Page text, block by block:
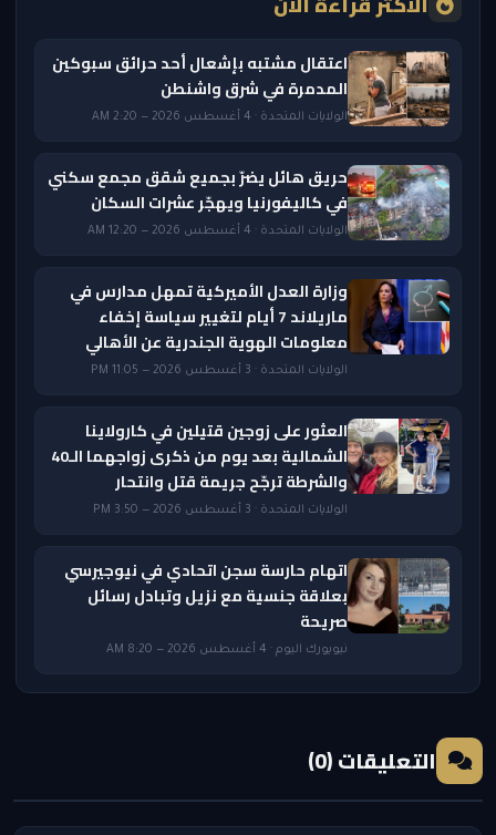
اعتقال مشتبه بإشعال أحد حرائق سبوكين
المدمرة في شرق واشنطن
الولايات المتحدة · 4 أغسطس 2026 — 2:20 AM
حريق هائل يضرّ بجميع شقق مجمع سكني
في كاليفورنيا ويهجّر عشرات السكان
الولايات المتحدة · 4 أغسطس 2026 — 12:20 AM
وزارة العدل الأميركية تمهل مدارس في
ماريلاند 7 أيام لتغيير سياسة إخفاء
معلومات الهوية الجندرية عن الأهالي
الولايات المتحدة · 3 أغسطس 2026 — 11:05 PM
العثور على زوجين قتيلين في كارولاينا
الشمالية بعد يوم من ذكرى زواجهما الـ40
والشرطة ترجّح جريمة قتل وانتحار
الولايات المتحدة · 3 أغسطس 2026 — 3:50 PM
اتهام حارسة سجن اتحادي في نيوجيرسي
بعلاقة جنسية مع نزيل وتبادل رسائل
صريحة
نيويورك اليوم · 4 أغسطس 2026 — 8:20 AM
التعليقات (0)